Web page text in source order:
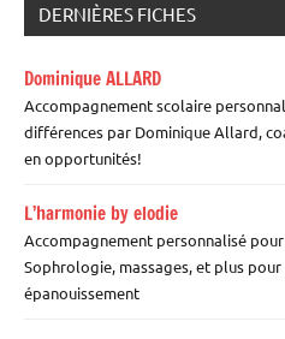
DERNIÈRES FICHES
Dominique ALLARD
Accompagnement scolaire
différences par Dominique Allard,
en opportunités!
L’harmonie by elodie
Accompagnement personnalisé
Sophrologie, massages, et plus
épanouissement